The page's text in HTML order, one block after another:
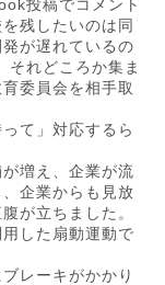
投稿でコメント
残したいのは同
が遅れているの
れどころか集ま
委員会を相手取
て」対応するら
増え、企業が流
企業からも見放
が立ちました。
した扇動運動で
レーキがかかり